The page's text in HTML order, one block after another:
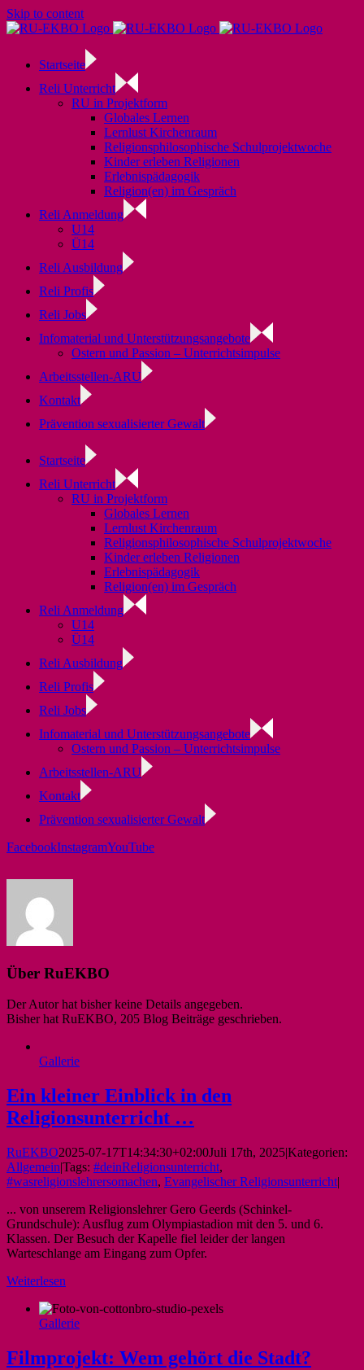
Skip to content
Startseite
Reli Unterricht
RU in Projektform
Globales Lernen
Lernlust Kirchenraum
Religionsphilosophische Schulprojektwoche
Kinder erleben Religionen
Erlebnispädagogik
Religion(en) im Gespräch
Reli Anmeldung
U14
Ü14
Reli Ausbildung
Reli Profis
Reli Jobs
Infomaterial und Unterstützungsangebote
Ostern und Passion – Unterrichtsimpulse
Arbeitsstellen-ARU
Kontakt
Prävention sexualisierter Gewalt
Startseite
Reli Unterricht
RU in Projektform
Globales Lernen
Lernlust Kirchenraum
Religionsphilosophische Schulprojektwoche
Kinder erleben Religionen
Erlebnispädagogik
Religion(en) im Gespräch
Reli Anmeldung
U14
Ü14
Reli Ausbildung
Reli Profis
Reli Jobs
Infomaterial und Unterstützungsangebote
Ostern und Passion – Unterrichtsimpulse
Arbeitsstellen-ARU
Kontakt
Prävention sexualisierter Gewalt
FacebookInstagramYouTube
Über RuEKBO
Der Autor hat bisher keine Details angegeben.
Bisher hat RuEKBO, 205 Blog Beiträge geschrieben.
Gallerie
Ein kleiner Einblick in den
Religionsunterricht …
RuEKBO2025-07-17T14:34:30+02:00Juli 17th, 2025|Kategorien:
Allgemein|Tags: #deinReligionsunterricht,
#wasreligionslehrersomachen, Evangelischer Religionsunterricht|
... von unserem Religionslehrer Gero Geerds (Schinkel-
Grundschule): Ausflug zum Olympiastadion mit den 5. und 6.
Klassen. Der Besuch der Kapelle fiel leider der langen
Warteschlange am Eingang zum Opfer.
Weiterlesen
Gallerie
Filmprojekt: Wem gehört die Stadt?